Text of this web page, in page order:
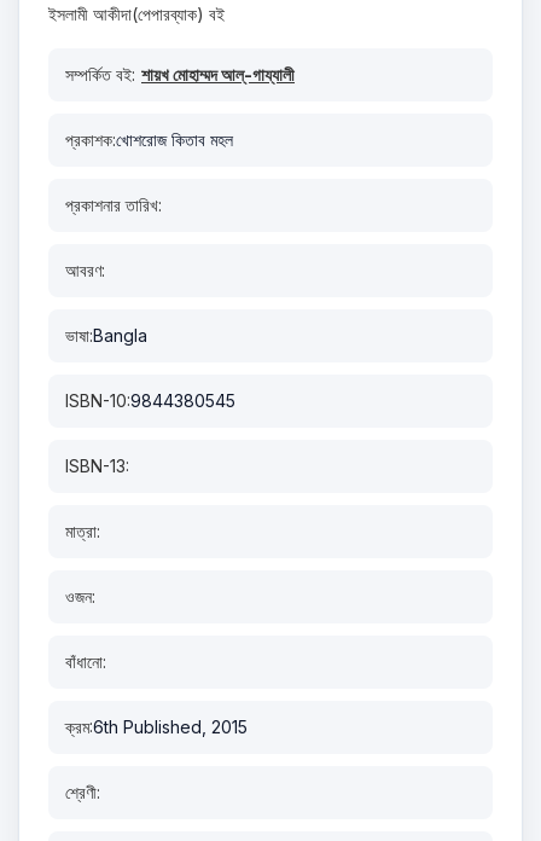
ইসলামী আকীদা(পেপারব্যাক) বই
সম্পর্কিত বই: শায়খ মোহাম্মদ আল্-গায্‌যালী
প্রকাশক:খোশরোজ কিতাব মহল
প্রকাশনার তারিখ:
আবরণ:
ভাষা:Bangla
ISBN-10:9844380545
ISBN-13:
মাত্রা:
ওজন:
বাঁধানো:
ক্রম:6th Published, 2015
শ্রেণী: